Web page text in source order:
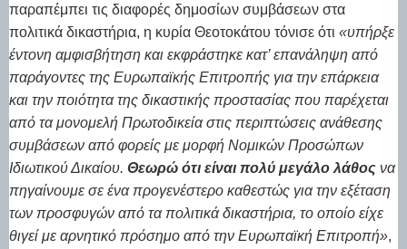
παραπέμπει τις διαφορές δημοσίων συμβάσεων στα
πολιτικά δικαστήρια, η κυρία Θεοτοκάτου τόνισε ότι «υπήρξε
έντονη αμφισβήτηση και εκφράστηκε κατ’ επανάληψη από
παράγοντες της Ευρωπαϊκής Επιτροπής για την επάρκεια
και την ποιότητα της δικαστικής προστασίας που παρέχεται
από τα μονομελή Πρωτοδικεία στις περιπτώσεις ανάθεσης
συμβάσεων από φορείς με μορφή Νομικών Προσώπων
Ιδιωτικού Δικαίου. Θεωρώ ότι είναι πολύ μεγάλο λάθος να
πηγαίνουμε σε ένα προγενέστερο καθεστώς για την εξέταση
των προσφυγών από τα πολιτικά δικαστήρια, το οποίο είχε
θιγεί με αρνητικό πρόσημο από την Ευρωπαϊκή Επιτροπή»,